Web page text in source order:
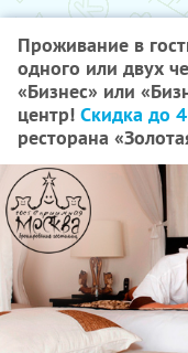
Проживание в
одного или двух
«Бизнес» или
центр! Скидка до
ресторана